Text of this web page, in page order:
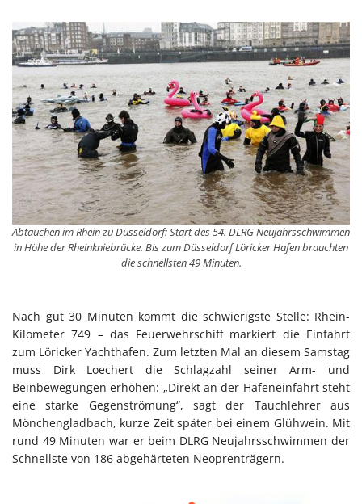
Abtauchen im Rhein zu Düsseldorf: Start des 54. DLRG Neujahrsschwimmen
in Höhe der Rheinkniebrücke. Bis zum Düsseldorf Löricker Hafen brauchten
die schnellsten 49 Minuten.
Nach gut 30 Minuten kommt die schwierigste Stelle: Rhein-
Kilometer 749 – das Feuerwehrschiff markiert die Einfahrt
zum Löricker Yachthafen. Zum letzten Mal an diesem Samstag
muss Dirk Loechert die Schlagzahl seiner Arm- und
Beinbewegungen erhöhen: „Direkt an der Hafeneinfahrt steht
eine starke Gegenströmung“, sagt der Tauchlehrer aus
Mönchengladbach, kurze Zeit später bei einem Glühwein. Mit
rund 49 Minuten war er beim DLRG Neujahrsschwimmen der
Schnellste von 186 abgehärteten Neoprenträgern.